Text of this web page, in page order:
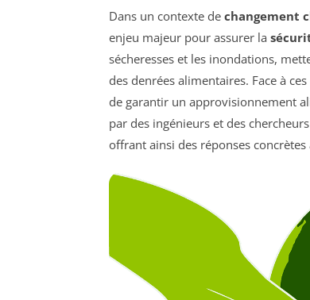
Dans un contexte de changement
enjeu majeur pour assurer la
sécheresses et les inondations,
des denrées alimentaires. Face à
de garantir un approvisionnement
par des ingénieurs et des
offrant ainsi des réponses